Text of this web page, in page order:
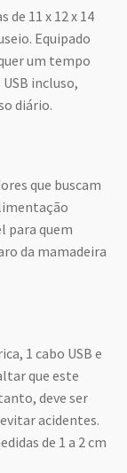
11 x 12 x 14
Equipado
um tempo
incluso,
diário.
que buscam
para quem
da mamadeira
1 cabo USB e
que este
deve ser
acidentes.
de 1 a 2 cm